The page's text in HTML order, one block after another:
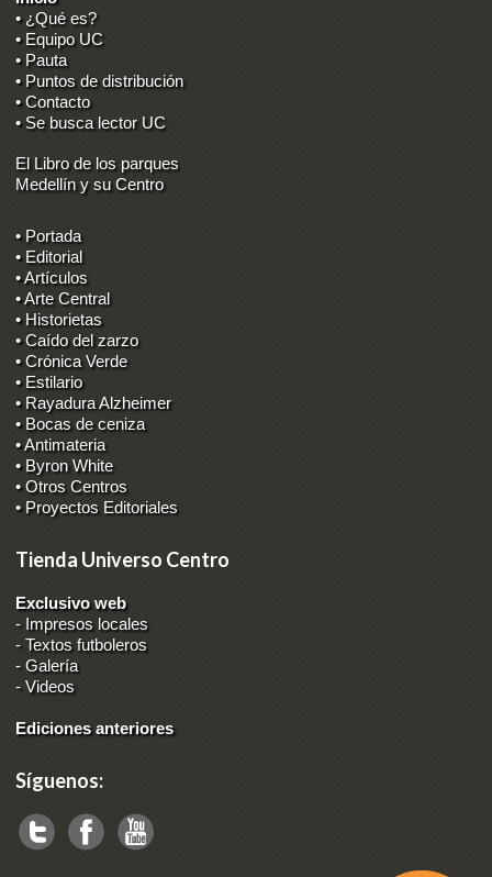
• ¿Qué es?
• Equipo UC
• Pauta
• Puntos de distribución
• Contacto
• Se busca lector UC
El Libro de los parques
Medellín y su Centro
• Portada
• Editorial
• Artículos
• Arte Central
• Historietas
• Caído del zarzo
• Crónica Verde
• Estilario
• Rayadura Alzheimer
• Bocas de ceniza
• Antimateria
• Byron White
• Otros Centros
• Proyectos Editoriales
Tienda Universo Centro
Exclusivo web
- Impresos locales
-Textos futboleros
-Galería
-Videos
Ediciones anteriores
Síguenos: